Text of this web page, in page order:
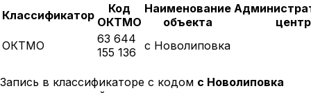
Классификатор
Код
ОКТМО
Наименование
объекта
центр
ОКТМО
63 644
155 136
с Новолиповка
Запись в классификаторе с кодом с Новолиповка